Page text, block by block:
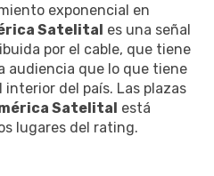
exponencial en
Satelital es una señal
por el cable, que tiene
audiencia que lo que tiene
del país. Las plazas
Satelital está
lugares del rating.